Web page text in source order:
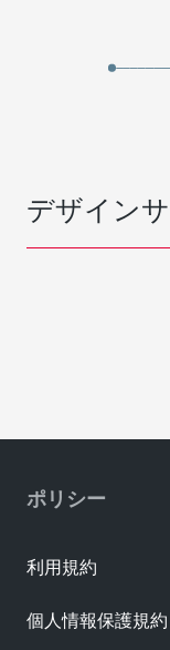
デザイン
ポリシー
利用規約
個人情報保護規約